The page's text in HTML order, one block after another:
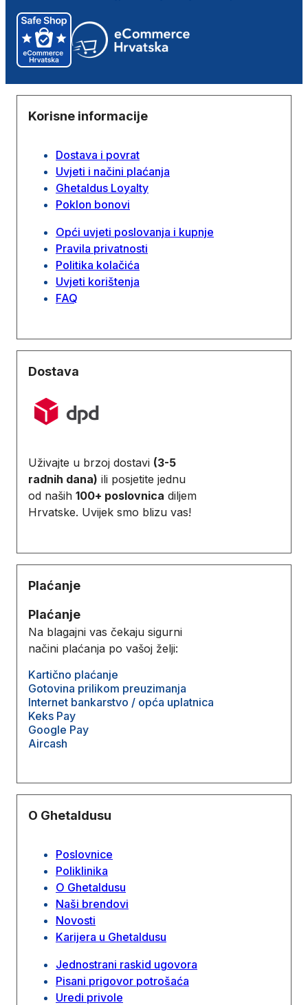
Korisne informacije
Dostava i povrat
Uvjeti i načini plaćanja
Ghetaldus Loyalty
Poklon bonovi
Opći uvjeti poslovanja i kupnje
Pravila privatnosti
Politika kolačića
Uvjeti korištenja
FAQ
Dostava
Uživajte u brzoj dostavi (3-5
radnih dana) ili posjetite jednu
od naših 100+ poslovnica diljem
Hrvatske. Uvijek smo blizu vas!
Plaćanje
Plaćanje
Na blagajni vas čekaju sigurni
načini plaćanja po vašoj želji:
Kartično plaćanje
Gotovina prilikom preuzimanja
Internet bankarstvo / opća uplatnica
Keks Pay
Google Pay
Aircash
O Ghetaldusu
Poslovnice
Poliklinika
O Ghetaldusu
Naši brendovi
Novosti
Karijera u Ghetaldusu
Jednostrani raskid ugovora
Pisani prigovor potrošaća
Uredi privole